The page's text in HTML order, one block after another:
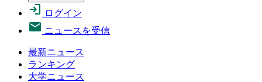
ログイン
ニュースを受信
最新ニュース
ランキング
大学ニュース